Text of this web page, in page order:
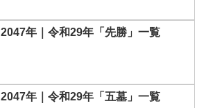
2047年｜令和29年「先勝」一覧
2047年｜令和29年「五墓」一覧